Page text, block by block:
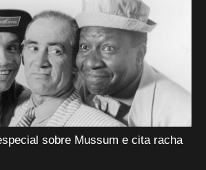
sobre Mussum e cita racha